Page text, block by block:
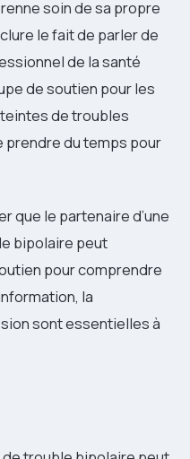
soin de sa propre
le fait de parler de
de la santé
de soutien pour les
de troubles
prendre du temps pour
que le partenaire d’une
bipolaire peut
pour comprendre
la
sont essentielles à